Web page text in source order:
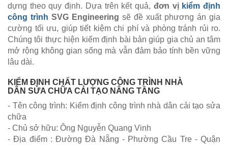
dựng theo quy định. Dựa trên kết quả, đơn vị kiểm định
công trình SVG Engineering sẽ đề xuất phương án gia
cường tối ưu, giúp tiết kiệm chi phí và phòng tránh rủi ro.
Chúng tôi thực hiện kiểm định bài bản giúp gia chủ an tâm
mở rộng không gian sống mà vẫn đảm bảo tính bền vững
lâu dài.
KIỂM ĐỊNH CHẤT LƯỢNG CÔNG TRÌNH NHÀ
DÂN SỬA CHỮA CẢI TẠO NÂNG TẦNG
- Tên công trình: Kiểm định công trình nhà dân cải tạo sửa
chữa
- Chủ sở hữu: Ông Nguyễn Quang Vinh
- Địa điểm : Đường Đà Nẵng - Phường Cầu Tre - Quận